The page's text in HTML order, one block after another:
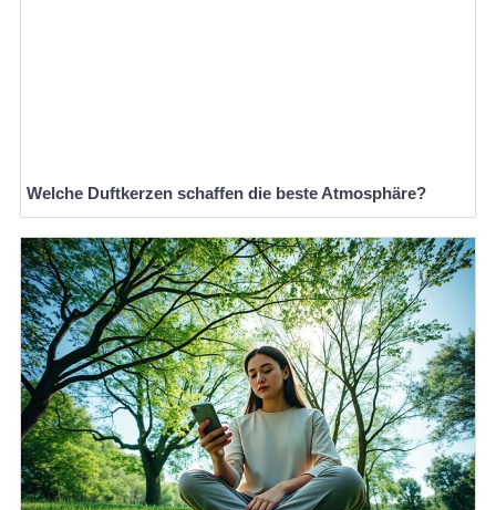
Welche Duftkerzen schaffen die beste Atmosphäre?